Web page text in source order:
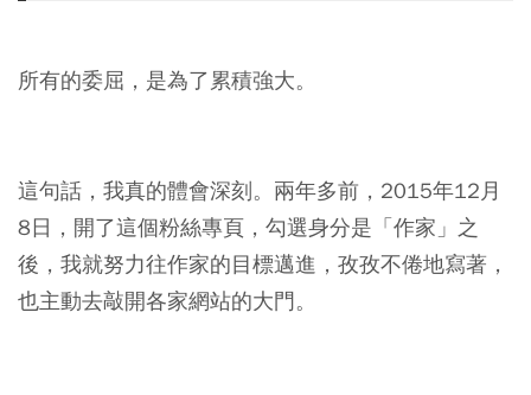
所有的委屈，是為了累積強大。
這句話，我真的體會深刻。兩年多前，2015年12月
8日，開了這個粉絲專頁，勾選身分是「作家」之
後，我就努力往作家的目標邁進，孜孜不倦地寫著，
也主動去敲開各家網站的大門。